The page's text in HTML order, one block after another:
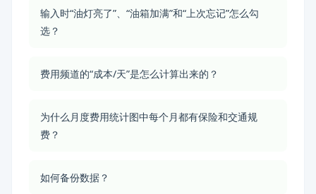
输入时“油灯亮了”、“油箱加满”和“上次忘记”怎么勾
选？
费用频道的“成本/天”是怎么计算出来的？
为什么月度费用统计图中每个月都有保险和交通规
费？
如何备份数据？